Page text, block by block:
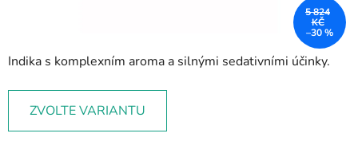
Indika s komplexním aroma a silnými sedativními účinky.
ZVOLTE VARIANTU
5 824
KČ
–30 %